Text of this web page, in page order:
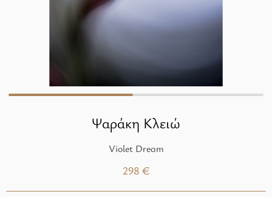
Ψαράκη Κλειώ
Violet Dream
298 €